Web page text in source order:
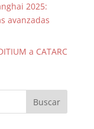
2025:
avanzadas
a CATARC